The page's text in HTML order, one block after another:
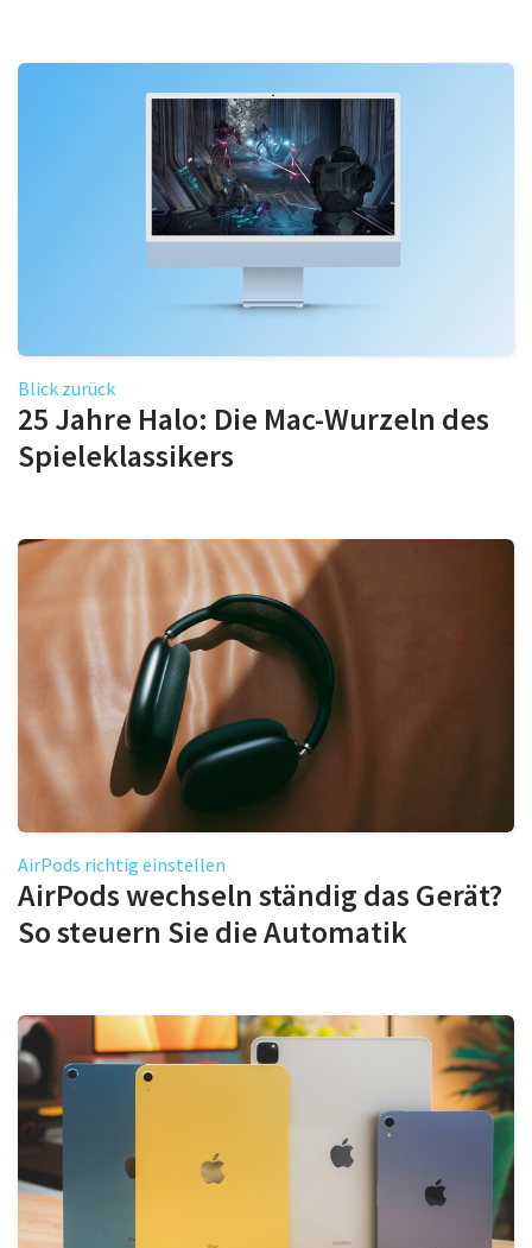
Blick zurück
25 Jahre Halo: Die Mac-Wurzeln des
Spieleklassikers
AirPods richtig einstellen
AirPods wechseln ständig das Gerät?
So steuern Sie die Automatik